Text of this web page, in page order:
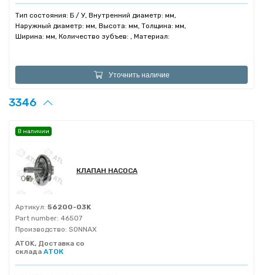
Тип состояния: Б / У, Внутренний диаметр: мм,
Наружный диаметр: мм, Высота: мм, Толщина: мм,
Ширина: мм, Количество зубъев: , Материал:
Уточнить наличие
3346
КЛАПАН НАСОСА
Артикул: 56200-03K
Part number: 46507
Производство: SONNAX
ATOK, Доставка со
склада АТОК
В наличии